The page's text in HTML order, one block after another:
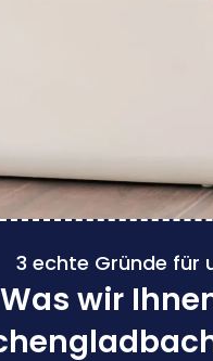
3 echte Gründe für
Was wir